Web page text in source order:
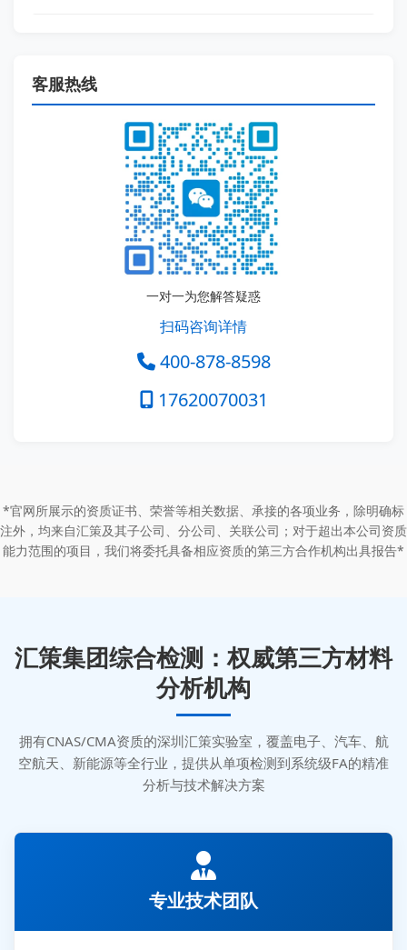
客服热线
一对一为您解答疑惑
扫码咨询详情
400-878-8598
17620070031
*官网所展示的资质证书、荣誉等相关数据、承接的各项业务，除明确标
注外，均来自汇策及其子公司、分公司、关联公司；对于超出本公司资质
能力范围的项目，我们将委托具备相应资质的第三方合作机构出具报告*
汇策集团综合检测：权威第三方材料
分析机构
拥有CNAS/CMA资质的深圳汇策实验室，覆盖电子、汽车、航
空航天、新能源等全行业，提供从单项检测到系统级FA的精准
分析与技术解决方案
专业技术团队